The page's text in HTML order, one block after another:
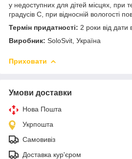
у недоступних для дітей місцях, при
градусів С, при відносній вологості
Термін придатності: 2 роки від дати
Виробник: SoloSvit, Україна
Приховати
Умови доставки
Нова Пошта
Укрпошта
Самовивіз
Доставка кур'єром